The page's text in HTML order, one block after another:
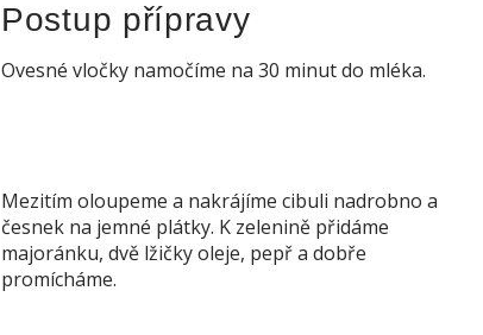
Postup přípravy
Ovesné vločky namočíme na 30 minut do mléka.
Mezitím oloupeme a nakrájíme cibuli nadrobno a
česnek na jemné plátky. K zelenině přidáme
majoránku, dvě lžičky oleje, pepř a dobře
promícháme.